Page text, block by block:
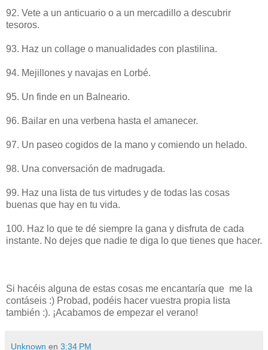
92. Vete a un anticuario o a un mercadillo a descubrir
tesoros.
93. Haz un collage o manualidades con plastilina.
94. Mejillones y navajas en Lorbé.
95. Un finde en un Balneario.
96. Bailar en una verbena hasta el amanecer.
97. Un paseo cogidos de la mano y comiendo un helado.
98. Una conversación de madrugada.
99. Haz una lista de tus virtudes y de todas las cosas
buenas que hay en tu vida.
100. Haz lo que te dé siempre la gana y disfruta de cada
instante. No dejes que nadie te diga lo que tienes que hacer.
Si hacéis alguna de estas cosas me encantaría que me la
contáseis :) Probad, podéis hacer vuestra propia lista
también :). ¡Acabamos de empezar el verano!
Unknown en 3:34 PM